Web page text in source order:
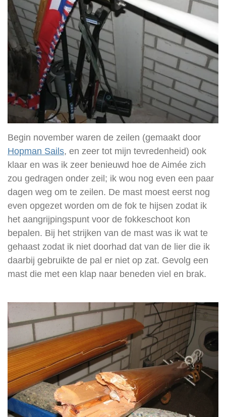
Begin november waren de zeilen (gemaakt door
Hopman Sails, en zeer tot mijn tevredenheid) ook
klaar en was ik zeer benieuwd hoe de Aimée zich
zou gedragen onder zeil; ik wou nog even een paar
dagen weg om te zeilen. De mast moest eerst nog
even opgezet worden om de fok te hijsen zodat ik
het aangrijpingspunt voor de fokkeschoot kon
bepalen. Bij het strijken van de mast was ik wat te
gehaast zodat ik niet doorhad dat van de lier die ik
daarbij gebruikte de pal er niet op zat. Gevolg een
mast die met een klap naar beneden viel en brak.